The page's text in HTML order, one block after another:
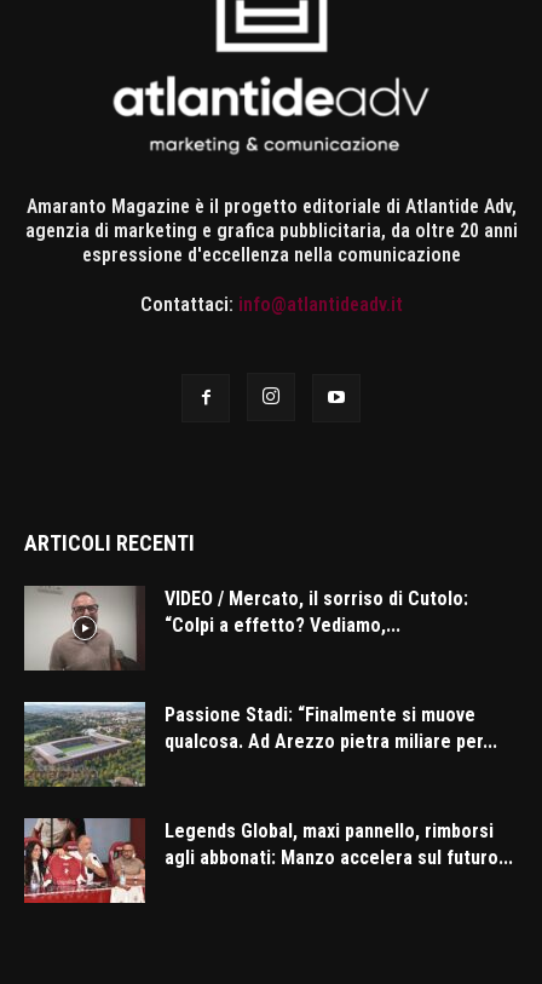
Amaranto Magazine è il progetto editoriale di Atlantide Adv,
agenzia di marketing e grafica pubblicitaria, da oltre 20 anni
espressione d'eccellenza nella comunicazione
Contattaci: info@atlantideadv.it
ARTICOLI RECENTI
VIDEO / Mercato, il sorriso di Cutolo:
“Colpi a effetto? Vediamo,...
Passione Stadi: “Finalmente si muove
qualcosa. Ad Arezzo pietra miliare per...
Legends Global, maxi pannello, rimborsi
agli abbonati: Manzo accelera sul futuro...